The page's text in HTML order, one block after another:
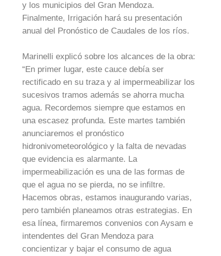
y los municipios del Gran Mendoza.
Finalmente, Irrigación hará su presentación
anual del Pronóstico de Caudales de los ríos.
Marinelli explicó sobre los alcances de la obra:
“En primer lugar, este cauce debía ser
rectificado en su traza y al impermeabilizar los
sucesivos tramos además se ahorra mucha
agua. Recordemos siempre que estamos en
una escasez profunda. Este martes también
anunciaremos el pronóstico
hidronivometeorológico y la falta de nevadas
que evidencia es alarmante. La
impermeabilización es una de las formas de
que el agua no se pierda, no se infiltre.
Hacemos obras, estamos inaugurando varias,
pero también planeamos otras estrategias. En
esa línea, firmaremos convenios con Aysam e
intendentes del Gran Mendoza para
concientizar y bajar el consumo de agua